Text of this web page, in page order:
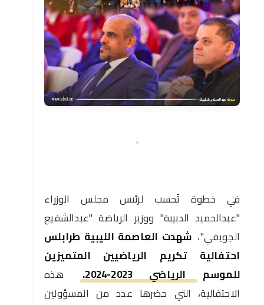
في خطوة تُحسب لرئيس مجلس الوزراء
"عبدالحميد الدبيبة" ووزير الرياضة "عبدالشفيع
الجويفي"، شهدت العاصمة الليبية طرابلس
احتفالية تكريم الرياضيين المتميزين
للموسم الرياضي 2023-2024.
هذه
الاحتفالية، التي حضرها عدد من المسؤولين